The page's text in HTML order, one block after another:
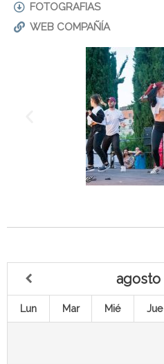
FOTOGRAFIAS
WEB COMPAÑÍA
agosto
Lun Mar Mié Jue